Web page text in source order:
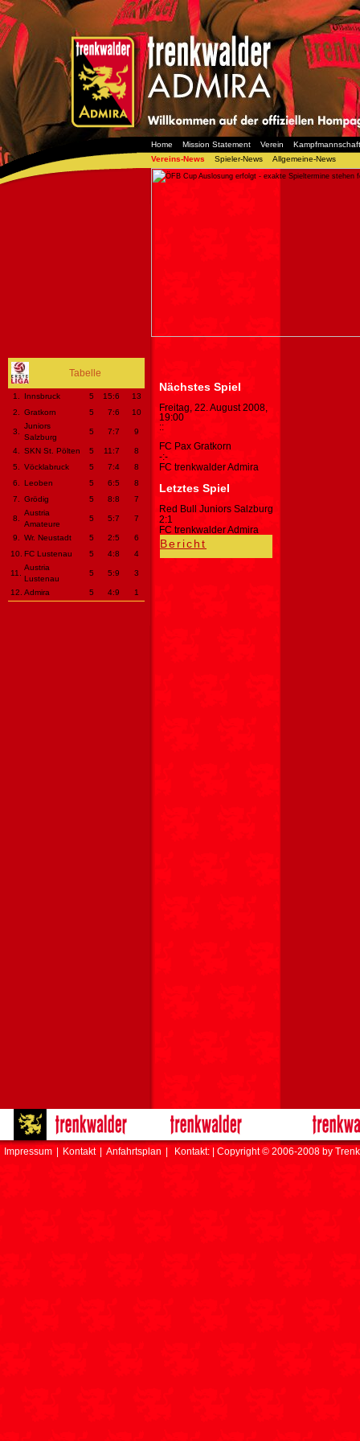
Home Mission Statement Verein
Kampfmannschaft
Vereins-News
Spieler-News Allgemeine-News
Tabelle
1. Innsbruck 5 15:6
13
2.
Gratkorn 5 7:6 10
3.
Juniors
Salzburg
5 7:7 9
4. SKN St. Pölten 5 11 :7
8
5.
Vöcklabruck 5 7:4
8
6.
Leoben 5 6:5
8
7.
Grödig 5 8:8 7
8.
Austria
Amateure
5 5:7 7
9. Wr. Neustadt 5 2:5
6
10. FC Lustenau 5 4:8 4
11.
Austria
Lustenau
5 5:9 3
12. Admira 5 4:9 1
Nächstes Spiel
Freitag, 22. August 2008,
19:00
::
FC Pax Gratkorn
-:-
FC trenkwalder Admira
Letztes Spiel
Red Bull Juniors Salzburg
2:1
FC trenkwalder Admira
Bericht
Impressum Kontakt Anfahrtsplan Kontakt: | Copyright © 2006-2008 by